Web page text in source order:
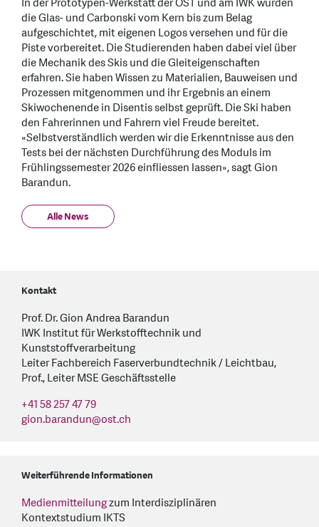
In der Prototypen-Werkstatt der OST und am IWK wurden
die Glas- und Carbonski vom Kern bis zum Belag
aufgeschichtet, mit eigenen Logos versehen und für die
Piste vorbereitet. Die Studierenden haben dabei viel über
die Mechanik des Skis und die Gleiteigenschaften
erfahren. Sie haben Wissen zu Materialien, Bauweisen und
Prozessen mitgenommen und ihr Ergebnis an einem
Skiwochenende in Disentis selbst geprüft. Die Ski haben
den Fahrerinnen und Fahrern viel Freude bereitet.
«Selbstverständlich werden wir die Erkenntnisse aus den
Tests bei der nächsten Durchführung des Moduls im
Frühlingssemester 2026 einfliessen lassen», sagt Gion
Barandun.
Alle News
Kontakt
Prof. Dr. Gion Andrea Barandun
IWK Institut für Werkstofftechnik und
Kunststoffverarbeitung
Leiter Fachbereich Faserverbundtechnik / Leichtbau,
Prof., Leiter MSE Geschäftsstelle
+41 58 257 47 79
gion.barandun@ost.ch
Weiterführende Informationen
Medienmitteilungzum Interdisziplinären
Kontextstudium IKTS